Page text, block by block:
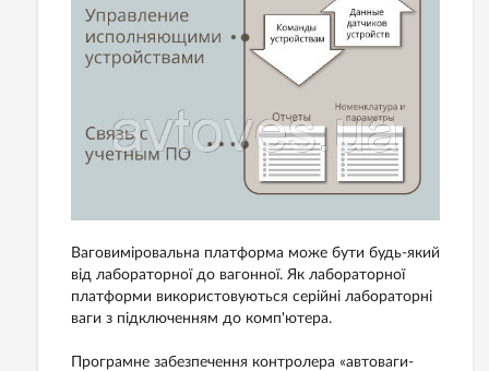
Ваговиміровальна платформа може бути будь-який
від лабораторної до вагонної. Як лабораторної
платформи використовуються серійні лабораторні
ваги з підключенням до комп'ютера.
Програмне забезпечення контролера «автоваги-